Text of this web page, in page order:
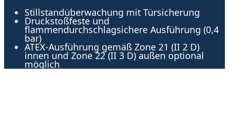
Stillstandüberwachung mit Türsicherung
Druckstoßfeste und
flammendurchschlagsichere Ausführung (0,4
bar)
ATEX-Ausführung gemäß Zone 21 (II 2 D)
innen und Zone 22 (II 3 D) außen optional
möglich